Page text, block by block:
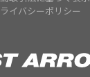
イバシーポリシー